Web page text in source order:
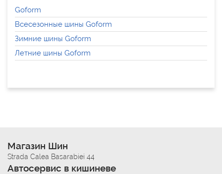
Goform
Всесезонные шины Goform
Зимние шины Goform
Летние шины Goform
Магазин Шин
Strada Calea Basarabiei 44
Автосервис в кишиневе